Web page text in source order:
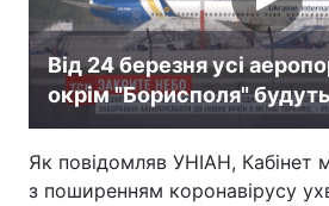
Від 24 березня усі
окрім "Борисполя"
Як повідомляв УНІАН, Кабінет
з поширенням коронавірусу